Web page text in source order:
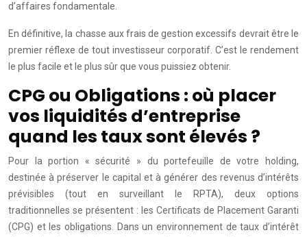
d’affaires fondamentale.
En définitive, la chasse aux frais de gestion excessifs devrait être le
premier réflexe de tout investisseur corporatif. C’est le rendement
le plus facile et le plus sûr que vous puissiez obtenir.
CPG ou Obligations : où placer
vos liquidités d’entreprise
quand les taux sont élevés ?
Pour la portion « sécurité » du portefeuille de votre holding,
destinée à préserver le capital et à générer des revenus d’intérêts
prévisibles (tout en surveillant le RPTA), deux options
traditionnelles se présentent : les Certificats de Placement Garanti
(CPG) et les obligations. Dans un environnement de taux d’intérêt